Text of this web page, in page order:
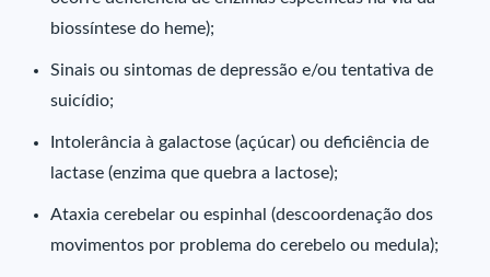
biossíntese do heme);
Sinais ou sintomas de depressão e/ou tentativa de
suicídio;
Intolerância à galactose (açúcar) ou deficiência de
lactase (enzima que quebra a lactose);
Ataxia cerebelar ou espinhal (descoordenação dos
movimentos por problema do cerebelo ou medula);